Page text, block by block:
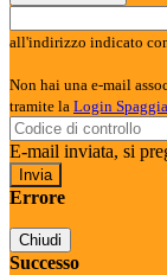
all'indirizzo indicato
Non hai una e-mail
tramite la Login
E-mail inviata, si
Errore
Chiudi
Successo